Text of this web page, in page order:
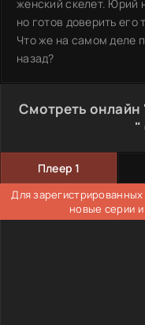
женский скелет. Юрий
но готов доверить
Что же на самом деле
назад?
Смотреть онлайн
"
Плеер 1
Для
новые серии